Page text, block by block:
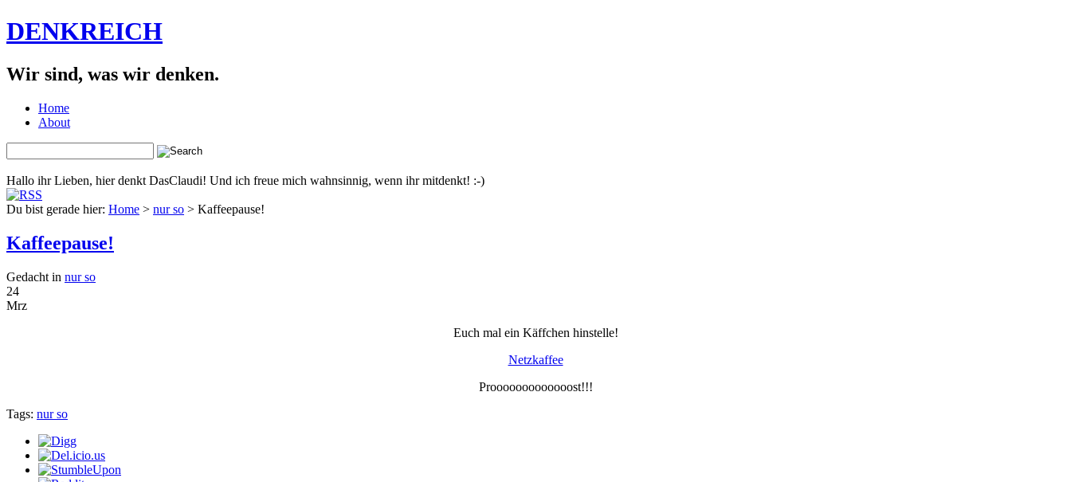
DENKREICH
Wir sind, was wir denken.
Home
About
Hallo ihr Lieben, hier denkt DasClaudi! Und ich freue mich wahnsinnig, wenn ihr mitdenkt! :-)
Du bist gerade hier: Home > nur so > Kaffeepause!
Kaffeepause!
Gedacht in nur so
24
Mrz
Euch mal ein Käffchen hinstelle!
Netzkaffee
Prooooooooooooost!!!
Tags: nur so